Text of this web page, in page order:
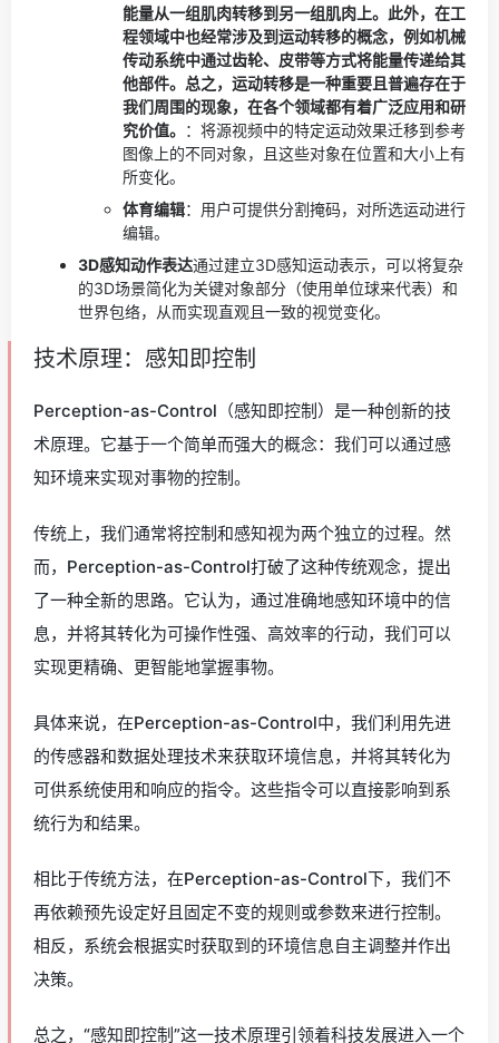
能量从一组肌肉转移到另一组肌肉上。此外，在工
程领域中也经常涉及到运动转移的概念，例如机械
传动系统中通过齿轮、皮带等方式将能量传递给其
他部件。总之，运动转移是一种重要且普遍存在于
我们周围的现象，在各个领域都有着广泛应用和研
究价值。 ：将源视频中的特定运动效果迁移到参考
图像上的不同对象，且这些对象在位置和大小上有
所变化。
体育编辑：用户可提供分割掩码，对所选运动进行
编辑。
3D感知动作表达通过建立3D感知运动表示，可以将复杂
的3D场景简化为关键对象部分（使用单位球来代表）和
世界包络，从而实现直观且一致的视觉变化。
技术原理：感知即控制
Perception-as-Control（感知即控制）是一种创新的技
术原理。它基于一个简单而强大的概念：我们可以通过感
知环境来实现对事物的控制。
传统上，我们通常将控制和感知视为两个独立的过程。然
而，Perception-as-Control打破了这种传统观念，提出
了一种全新的思路。它认为，通过准确地感知环境中的信
息，并将其转化为可操作性强、高效率的行动，我们可以
实现更精确、更智能地掌握事物。
具体来说，在Perception-as-Control中，我们利用先进
的传感器和数据处理技术来获取环境信息，并将其转化为
可供系统使用和响应的指令。这些指令可以直接影响到系
统行为和结果。
相比于传统方法，在Perception-as-Control下，我们不
再依赖预先设定好且固定不变的规则或参数来进行控制。
相反，系统会根据实时获取到的环境信息自主调整并作出
决策。
总之，“感知即控制”这一技术原理引领着科技发展进入一个